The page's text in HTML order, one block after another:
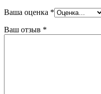
Ваша оценка *
Ваш отзыв *